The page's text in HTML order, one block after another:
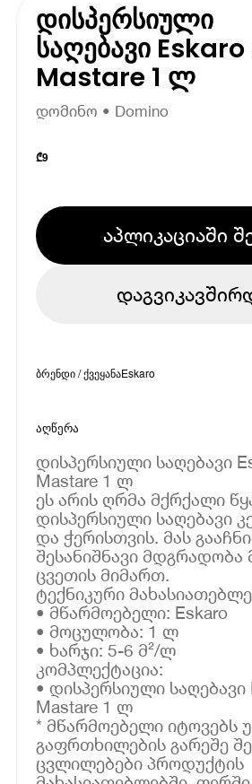
დისპერსიული
საღებავი
Mastare 1 ლ
დომინო • Domino
₾9
აპლიკაციაში
ბრენდი / ქვეყანაEskaro
აღწერა
დისპერსიული საღებავი
Mastare 1 ლ
ეს არის ღრმა მქრქალი
დისპერსიული საღებავი
და ჭერისთვის. მას
შესანიშნავი მდგრადობა
ცვეთის მიმართ.
ტექნიკური
• მწარმოებელი: Eskaro
• მოცულობა: 1 ლ
• ხარჯი: 5-6 მ²/ლ
კომპლექტაცია:
• დისპერსიული საღებავი
Mastare 1 ლ
* მწარმოებელი იტოვებს
გაფრთხილების გარეშე
ცვლილებები პროდუქტის